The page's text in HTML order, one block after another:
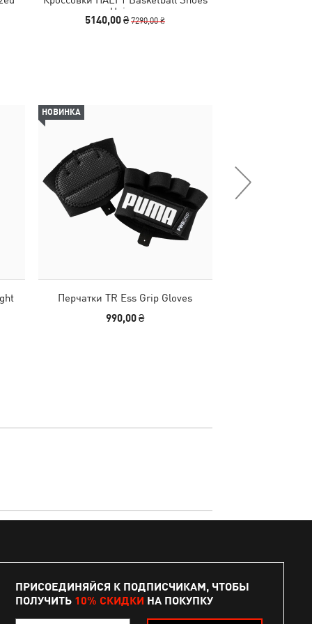
Unisex
5140,00 ₴7290,00 ₴
НОВИНКА
Перчатки TR Ess Grip Gloves
990,00 ₴
ПРИСОЕДИНЯЙСЯ К ПОДПИСЧИКАМ, ЧТОБЫ
ПОЛУЧИТЬ 10% СКИДКИ НА ПОКУПКУ